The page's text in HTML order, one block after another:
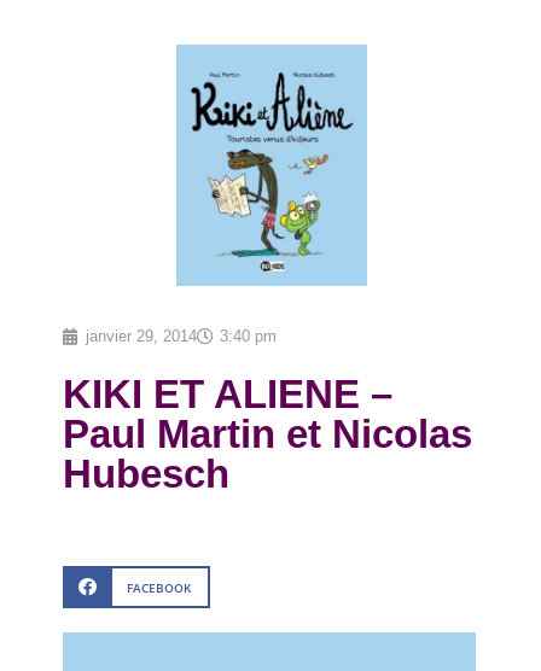
janvier 29, 2014 3:40 pm
KIKI ET ALIENE –
Paul Martin et Nicolas
Hubesch
FACEBOOK